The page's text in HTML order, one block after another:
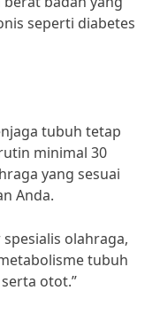
seperti diabetes
tubuh tetap
minimal 30
yang sesuai
Anda.
olahraga,
tubuh
otot.”